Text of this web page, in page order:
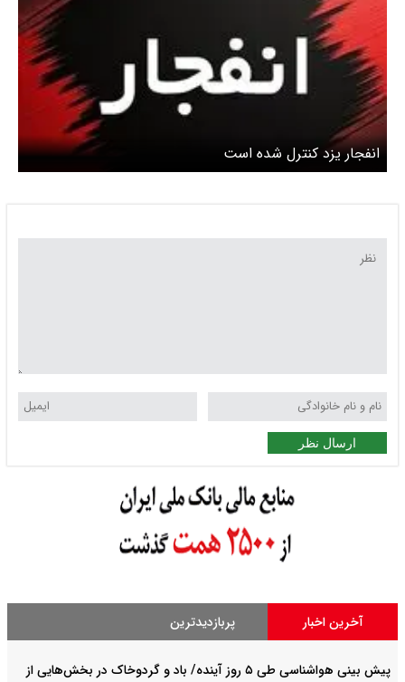
انفجار یزد کنترل شده است
ارسال نظر
آخرین اخبار پربازدیدترین
پیش بینی هواشناسی طی ۵ روز آینده/ باد و گردوخاک در بخش‌هایی از